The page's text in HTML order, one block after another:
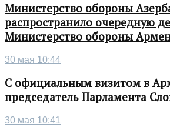
Министерство обороны
распространило очередную
Министерство обороны
30 мая 10:44
С официальным визитом в
председатель Парламента
30 мая 10:41